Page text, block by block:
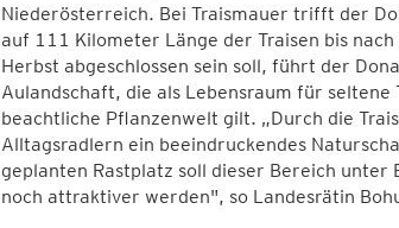
Niederösterreich. Bei Traismauer trifft der
auf 111 Kilometer Länge der Traisen bis
Herbst abgeschlossen sein soll, führt der
Aulandschaft, die als Lebensraum für
beachtliche Pflanzenwelt gilt. „Durch die
Alltagsradlern ein beeindruckendes
geplanten Rastplatz soll dieser Bereich
noch attraktiver werden", so Landesrätin